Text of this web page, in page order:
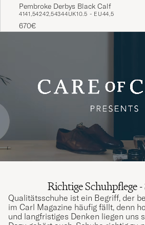
Pembroke Derbys Black Calf
4141,54242,54344UK10.5 - EU44,5
670€
Richtige Schuhpflege -
Qualitätsschuhe ist ein Begriff, der
im Carl Magazine häufig fällt, denn
und langfristiges Denken liegen uns